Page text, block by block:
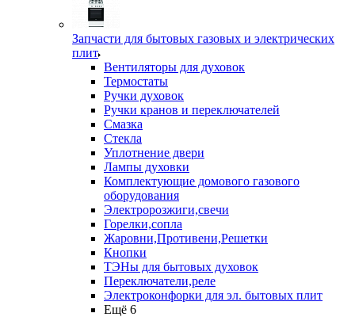
Запчасти для бытовых газовых и электрических
плит
Вентиляторы для духовок
Термостаты
Ручки духовок
Ручки кранов и переключателей
Смазка
Стекла
Уплотнение двери
Лампы духовки
Комплектующие домового газового
оборудования
Электророзжиги,свечи
Горелки,сопла
Жаровни,Противени,Решетки
Кнопки
ТЭНы для бытовых духовок
Переключатели,реле
Электроконфорки для эл. бытовых плит
Ещё 6